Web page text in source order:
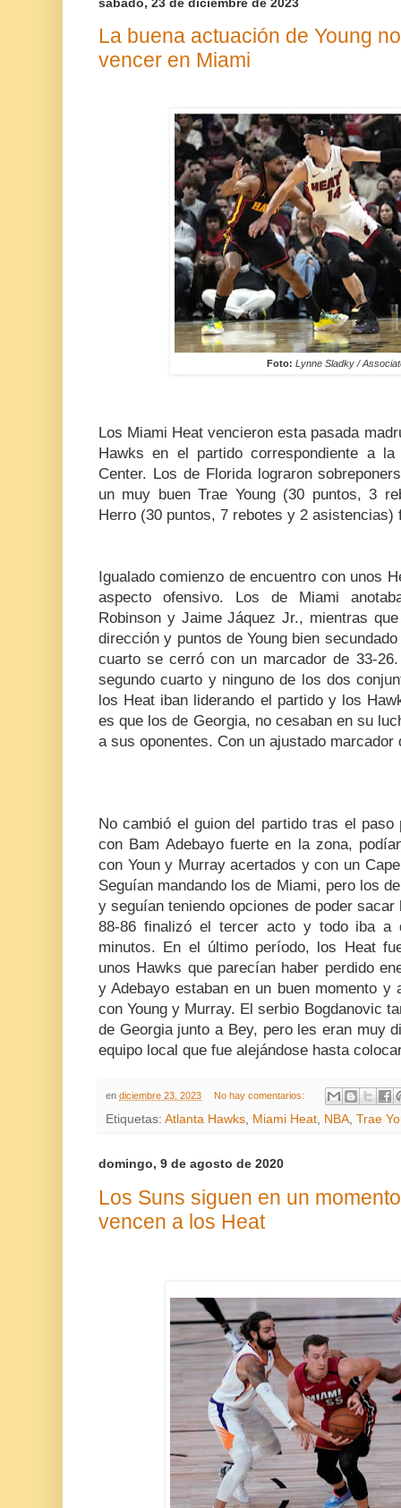
La buena actuación de Young
vencer en Miami
Foto: Lynne Sladky /
Los Miami Heat vencieron esta pasada
Hawks en el partido correspondiente a
Center. Los de Florida lograron
un muy buen Trae Young (30 puntos, 3
Herro (30 puntos, 7 rebotes y 2
Igualado comienzo de encuentro con unos
aspecto ofensivo. Los de Miami
Robinson y Jaime Jáquez Jr., mientras
dirección y puntos de Young bien
cuarto se cerró con un marcador de 33-
segundo cuarto y ninguno de los dos
los Heat iban liderando el partido y los
es que los de Georgia, no cesaban en su
a sus oponentes. Con un ajustado
No cambió el guion del partido tras el
con Bam Adebayo fuerte en la zona,
con Youn y Murray acertados y con un
Seguían mandando los de Miami, pero los
y seguían teniendo opciones de poder
88-86 finalizó el tercer acto y todo iba a
minutos. En el último período, los Heat
unos Hawks que parecían haber perdido
y Adebayo estaban en un buen momento y
con Young y Murray. El serbio Bogdanovic
de Georgia junto a Bey, pero les eran muy
equipo local que fue alejándose hasta
en diciembre 23, 2023 No hay comentarios:
Etiquetas: Atlanta Hawks, Miami Heat, NBA, Trae
domingo, 9 de agosto de 2020
Los Suns siguen en un
vencen a los Heat